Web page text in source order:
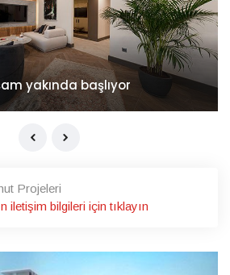
yakında başlıyor
Projeleri
iletişim bilgileri için tıklayın